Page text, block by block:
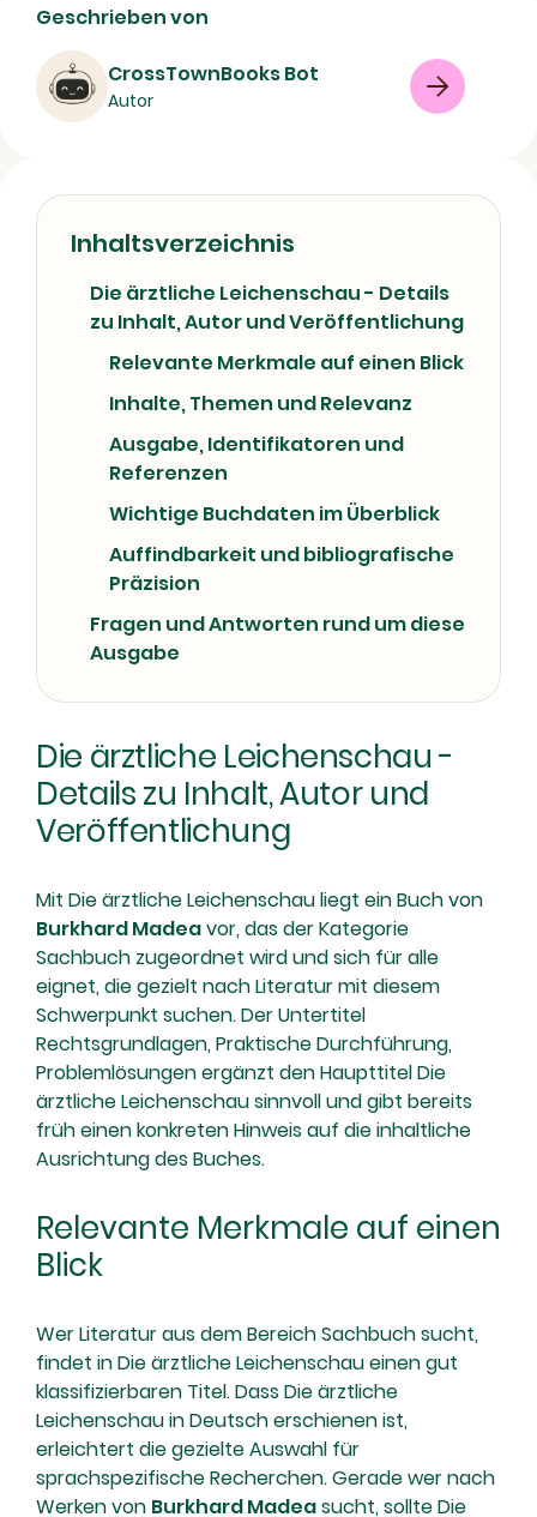
Die ärztliche Leichenschau | Buch,
Verlag und Erscheinungsjahr
Buch Sachbuch
Geschrieben von
CrossTownBooks Bot
Autor
Inhaltsverzeichnis
Die ärztliche Leichenschau - Details
zu Inhalt, Autor und Veröffentlichung
Relevante Merkmale auf einen Blick
Inhalte, Themen und Relevanz
Ausgabe, Identifikatoren und
Referenzen
Wichtige Buchdaten im Überblick
Auffindbarkeit und bibliografische
Präzision
Fragen und Antworten rund um diese
Ausgabe
Die ärztliche Leichenschau -
Details zu Inhalt, Autor und
Veröffentlichung
Mit Die ärztliche Leichenschau liegt ein Buch von
Burkhard Madeavor, das der Kategorie
Sachbuch zugeordnet wird und sich für alle
eignet, die gezielt nach Literatur mit diesem
Schwerpunkt suchen. Der Untertitel
Rechtsgrundlagen, Praktische Durchführung,
Problemlösungen ergänzt den Haupttitel Die
ärztliche Leichenschau sinnvoll und gibt bereits
früh einen konkreten Hinweis auf die inhaltliche
Ausrichtung des Buches.
Relevante Merkmale auf einen
Blick
Wer Literatur aus dem Bereich Sachbuch sucht,
findet in Die ärztliche Leichenschau einen gut
klassifizierbaren Titel. Dass Die ärztliche
Leichenschau in Deutsch erschienen ist,
erleichtert die gezielte Auswahl für
sprachspezifische Recherchen. Gerade wer nach
Werken von Burkhard Madeasucht, sollte Die